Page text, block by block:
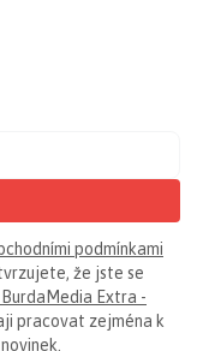
podmínkami
že jste se
Extra -
pracovat zejména k